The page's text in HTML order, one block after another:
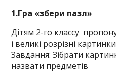
1.Гра «збери пазл»
Дітям 2-го классу
і великі розрізні картинки
Завдання: Зібрати
назвати предметів